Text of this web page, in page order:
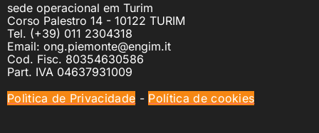
sede operacional em Turim
Corso Palestro 14 - 10122 TURIM
Tel. (+39) 011 2304318
Email: ong.piemonte@engim.it
Cod. Fisc. 80354630586
Part. IVA 04637931009
Polìtica de Privacidade - Política de cookies